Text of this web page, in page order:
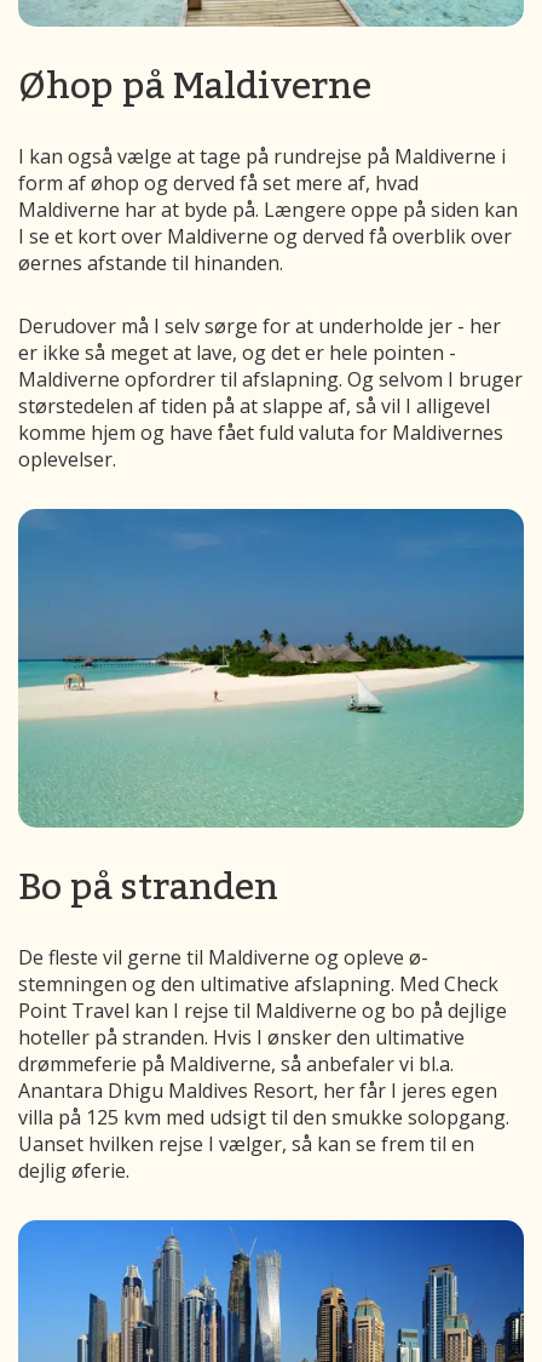
Øhop på Maldiverne
I kan også vælge at tage på rundrejse på Maldiverne i
form af øhop og derved få set mere af, hvad
Maldiverne har at byde på. Længere oppe på siden kan
I se et kort over Maldiverne og derved få overblik over
øernes afstande til hinanden.
Derudover må I selv sørge for at underholde jer - her
er ikke så meget at lave, og det er hele pointen -
Maldiverne opfordrer til afslapning. Og selvom I bruger
størstedelen af tiden på at slappe af, så vil I alligevel
komme hjem og have fået fuld valuta for Maldivernes
oplevelser.
Bo på stranden
De fleste vil gerne til Maldiverne og opleve ø-
stemningen og den ultimative afslapning. Med Check
Point Travel kan I rejse til Maldiverne og bo på dejlige
hoteller på stranden. Hvis I ønsker den ultimative
drømmeferie på Maldiverne, så anbefaler vi bl.a.
Anantara Dhigu Maldives Resort, her får I jeres egen
villa på 125 kvm med udsigt til den smukke solopgang.
Uanset hvilken rejse I vælger, så kan se frem til en
dejlig øferie.